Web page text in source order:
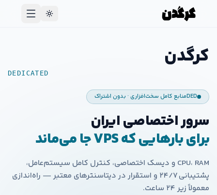
کرگدن
DEDICATED
DEDمنابع کامل سخت‌افزاری · بدون اشتراک
سرور اختصاصی ایران
برای بارهایی که VPS جا می‌ماند
CPU، RAM و دیسک اختصاصی، کنترل کامل سیستم‌عامل،
پشتیبانی ۲۴/۷ و استقرار در دیتاسنترهای معتبر — راه‌اندازی
معمولاً زیر ۲۴ ساعت.